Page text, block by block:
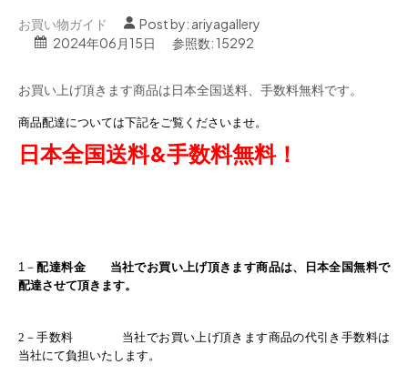
お買い物ガイド Post by: ariyagallery
2024年06月15日
参照数: 15292
お買い上げ頂きます商品は日本全国送料、手数料無料です。
商品配達については下記をご覧くださいませ。
日本全国送料&手数料無料！
1 － 配達料金 当社でお買い上げ頂きます商品は、 日本全国無料で
配達させて頂きます。
2 －手数料 当社でお買い上げ頂きます商品の代引き手数料は
当社にて負担いたします。